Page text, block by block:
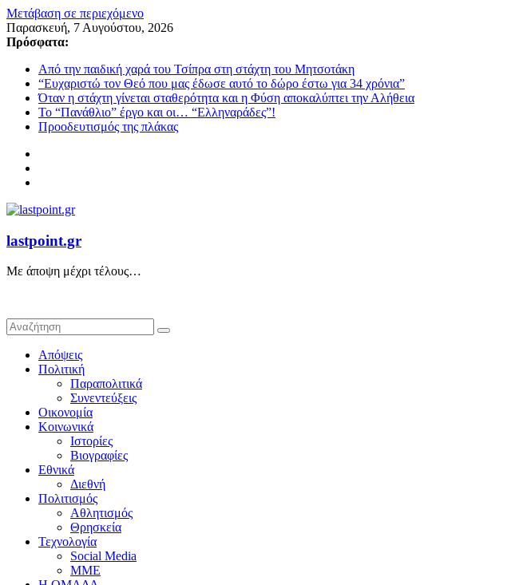
Μετάβαση σε περιεχόμενο
Παρασκευή, 7 Αυγούστου, 2026
Πρόσφατα:
Από την παιδική χαρά του Τσίπρα στη στάχτη του Μητσοτάκη
“Ευχαριστώ τον Θεό που μας έδωσε αυτό το δώρο έστω για 34 χρόνια”
Όταν η στάχτη γίνεται σταθερότητα και η Φύση αποκαλύπτει την Αλήθεια
Το “Πανάθλιο” έργο και οι… “Ελληναράδες”!
Προοδευτισμός της πλάκας
lastpoint.gr
Με άποψη μέχρι τέλους…
Απόψεις
Πολιτική
Παραπολιτικά
Συνεντεύξεις
Οικονομία
Κοινωνικά
Ιστορίες
Βιογραφίες
Εθνικά
Διεθνή
Πολιτισμός
Αθλητισμός
Θρησκεία
Τεχνολογία
Social Media
ΜΜΕ